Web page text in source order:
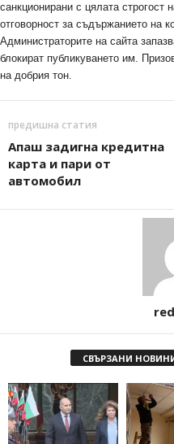
санкционирани с цялата строгост
отговорност за съдържанието на
Администраторите на сайта
блокират публикуването им.
на добрия тон.
предишна статия
Апаш задигна кредитна
карта и пари от
автомобил
СВЪРЗАНИ